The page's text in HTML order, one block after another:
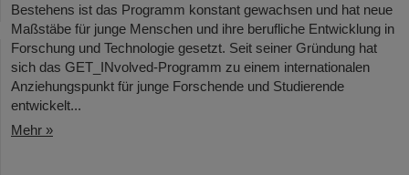
Bestehens ist das Programm konstant gewachsen und hat neue
Maßstäbe für junge Menschen und ihre berufliche Entwicklung in
Forschung und Technologie gesetzt. Seit seiner Gründung hat
sich das GET_INvolved-Programm zu einem internationalen
Anziehungspunkt für junge Forschende und Studierende
entwickelt...
Mehr »